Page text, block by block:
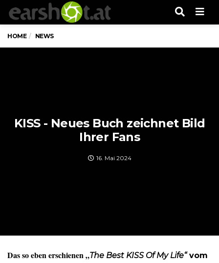
HOME NEWS
KISS - Neues Buch zeichnet Bild
Ihrer Fans
16. Mai 2024
Das so eben erschienen „The Best KISS Of My Life“vom